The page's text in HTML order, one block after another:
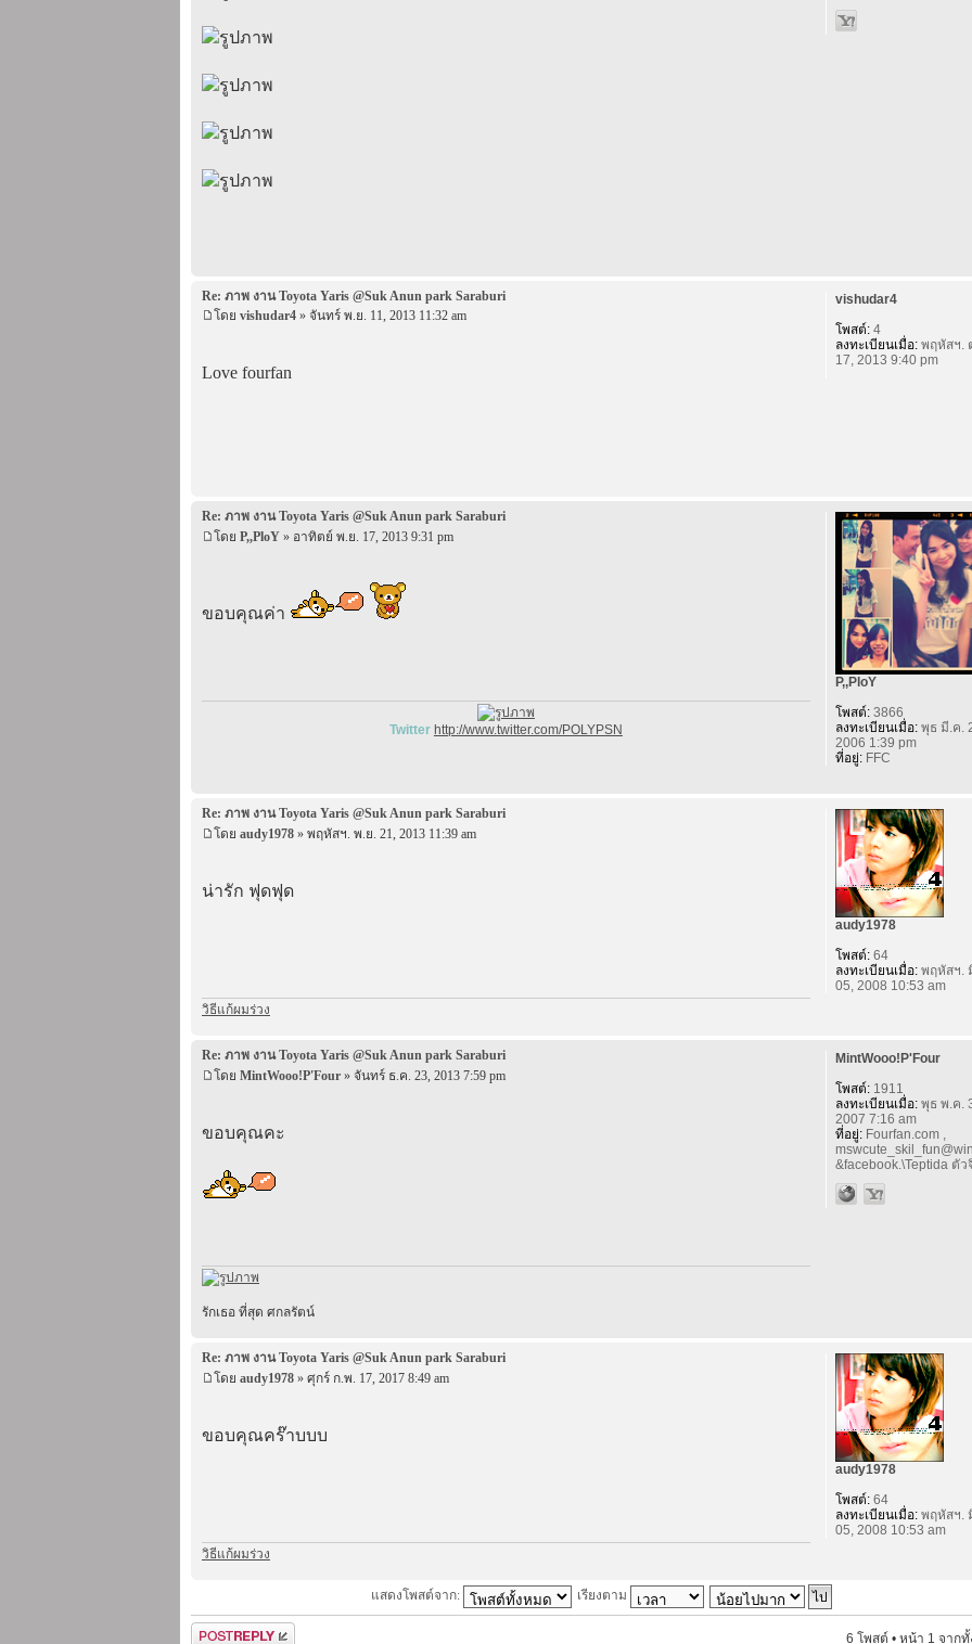
Re: ภาพ งาน Toyota Yaris @Suk Anun park Saraburi
โดย vishudar4 » จันทร์ พ.ย. 11, 2013 11:32 am
Love fourfan
vishudar4
โพสต์:4
ลงทะเบียนเมื่อ:พฤหัสฯ.
17, 2013 9:40 pm
Re: ภาพ งาน Toyota Yaris @Suk Anun park Saraburi
โดย P,,PloY » อาทิตย์ พ.ย. 17, 2013 9:31 pm
ขอบคุณค่า
Twitter http://www.twitter.com/POLYPSN
P,,PloY
โพสต์:3866
ลงทะเบียนเมื่อ:พุธ มี.ค.
2006 1:39 pm
ที่อยู่:FFC
Re: ภาพ งาน Toyota Yaris @Suk Anun park Saraburi
โดย audy1978 » พฤหัสฯ. พ.ย. 21, 2013 11:39 am
น่ารัก ฟุดฟุด
วิธีแก้ผมร่วง
audy1978
โพสต์:64
ลงทะเบียนเมื่อ:พฤหัสฯ.
05, 2008 10:53 am
Re: ภาพ งาน Toyota Yaris @Suk Anun park Saraburi
โดย MintWooo!P'Four » จันทร์ ธ.ค. 23, 2013 7:59 pm
ขอบคุณคะ
รักเธอ ที่สุด ศกลรัตน์
MintWooo!P'Four
โพสต์:1911
ลงทะเบียนเมื่อ:พุธ พ.ค.
2007 7:16 am
ที่อยู่:Fourfan.com ,
&facebook.\Teptida ตัว
Re: ภาพ งาน Toyota Yaris @Suk Anun park Saraburi
โดย audy1978 » ศุกร์ ก.พ. 17, 2017 8:49 am
ขอบคุณคร๊าบบบ
วิธีแก้ผมร่วง
audy1978
โพสต์:64
ลงทะเบียนเมื่อ:พฤหัสฯ.
05, 2008 10:53 am
แสดงโพสต์จาก: เรียงตาม
ตอบกระทู้ 6 โพสต์ • หน้า 1 จาก